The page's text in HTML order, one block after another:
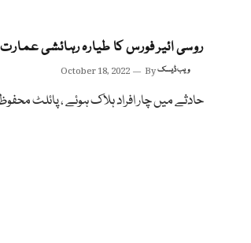
روسی ائیر فورس کا طیارہ رہائشی
October 18, 2022 Byویب ڈیسک
حادثے میں چار افراد ہلاک ہوئے ، پائلٹ